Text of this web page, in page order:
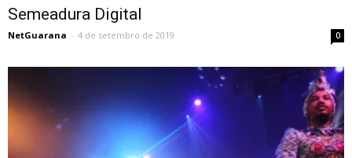
Semeadura Digital
NetGuarana - 4 de setembro de 2019 0